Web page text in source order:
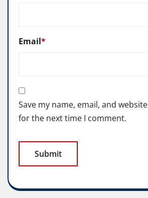
Email*
Save my name, email, and
for the next time I comment.